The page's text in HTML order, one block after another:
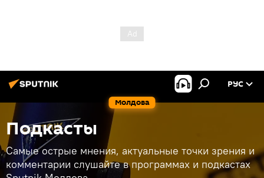
Молдова
РУС
Подкасты
Самые острые мнения, актуальные точки зрения и
комментарии слушайте в программах и подкастах